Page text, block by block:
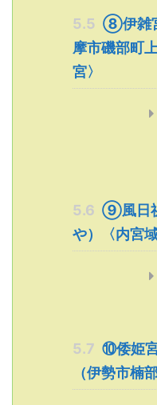
5.5 ⑧伊雑
摩市磯部町
宮〉
5.6 ⑨風日
や）〈内宮
5.7 ⑩倭姫宮
（伊勢市楠